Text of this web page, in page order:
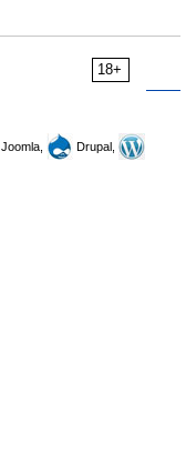
18+
Joomla,
Drupal,